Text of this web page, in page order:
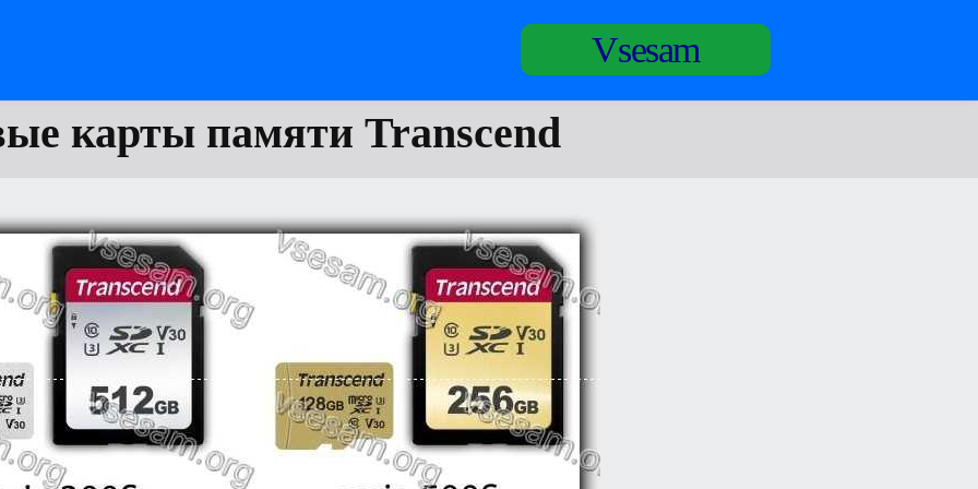
Vsesam
карты памяти Transcend